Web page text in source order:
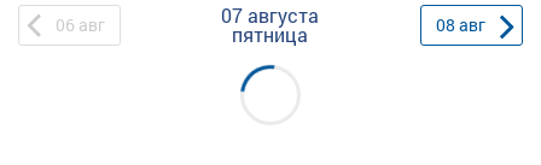
06 авг 07 августа
пятница 08 авг